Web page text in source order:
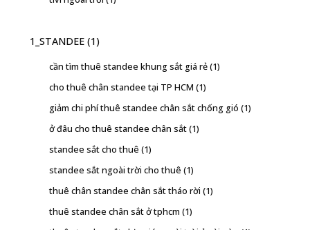
1_STANDEE (1)
cần tìm thuê standee khung sắt giá rẻ(1)
cho thuê chân standee tại TP HCM (1)
giảm chi phí thuê standee chân sắt chống gió (1)
ở đâu cho thuê standee chân sắt(1)
standee sắt cho thuê (1)
standee sắt ngoài trời cho thuê (1)
thuê chân standee chân sắt tháo rời (1)
thuê standee chân sắt ở tphcm (1)